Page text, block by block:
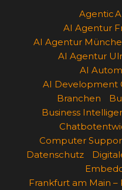
Agentic
AI Agentur
AI Agentur
AI Agentur
AI
AI Development
Branchen
Business
Computer
Datenschutz
Frankfurt am Main